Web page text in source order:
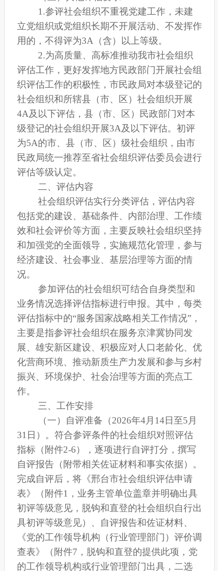
1.参评社会组织不重视党建工作，未建
立党组织或党组织长期不开展活动、不发挥作
用的，不得评为3A（含）以上等级。
2.为高质量、高标准推动我市社会组织
评估工作，更好发挥地方民政部门开展社会组
织评估工作的积极性，市民政局对本级登记的
社会组织和所辖县（市、区）社会组织开展
4A及以下评估，县（市、区）民政部门对本
级登记的社会组织开展3A及以下评估。初评
为5A的市、县（市、区）级社会组织，由市
民政局统一推荐至省社会组织评估委员会进行
评估等级认定。
二、评估内容
社会组织评估实行分类评估，评估内容
包括党的建设、基础条件、内部治理、工作绩
效和社会评价等方面，主要反映社会组织坚持
和加强党的全面领导，实施规范化管理，参与
经济建设、社会事业、基层治理等方面的情
况。
参加评估的社会组织可结合自身类型和
业务情况选择评估指标进行申报。其中，每类
评估指标中的“服务国家战略相关工作情况”，
主要是指参评社会组织在服务京津冀协同发
展、雄安新区建设、积极应对人口老龄化、优
化营商环境、推动新质生产力发展和参与乡村
振兴、环境保护、社会治理等方面的亮点工
作。
三、工作安排
（一）自评准备（2026年4月 14日至5月
31日）。 符合参评条件的社会组织对照评估
指标（附件2-6），逐项进行自评打分，撰写
自评报告（附带相关佐证材料和事实依据）。
完成自评后，将《邢台市社会组织评估申请
表》（附件1，业务主管单位盖章并明确出具
初评等级意见，脱钩和直登的社会组织自行出
具初评等级意见）、自评报告和佐证材料、
《党的工作领导机构（行业管理部门）评价调
查表》（附件7，脱钩和直登的提供此项，党
的工作领导机构或行业管理部门出具，二选